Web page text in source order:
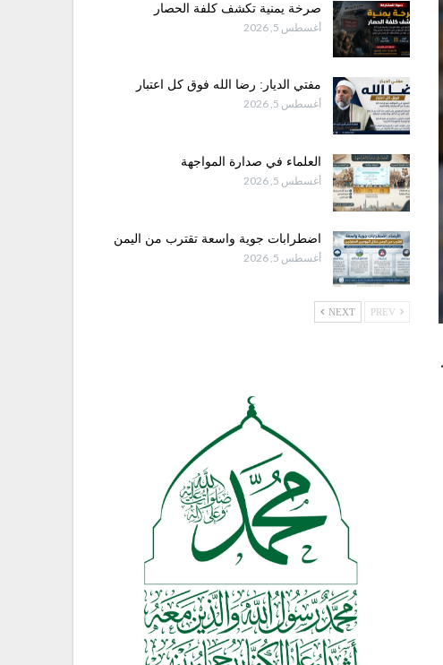
صرخة يمنية تكشف كلفة الحصار
أغسطس 5, 2026
مفتي الديار: رضا الله فوق كل اعتبار
أغسطس 5, 2026
العلماء في صدارة المواجهة
أغسطس 5, 2026
اضطرابات جوية واسعة تقترب من اليمن
أغسطس 5, 2026
NEXT